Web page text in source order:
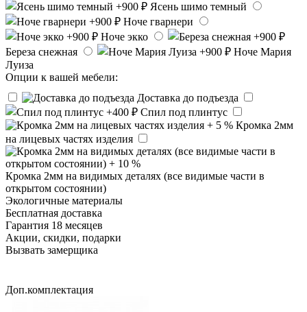
Ясень шимо темный
Ноче гварнери
Ноче экко
Береза снежная
Ноче Мария
Луиза
Опции к вашей мебели:
Доставка до подъезда
Спил под плинтус
Кромка 2мм
на лицевых частях изделия
Кромка 2мм на видимых деталях (все видимые части в
открытом состоянии)
Экологичные материалы
Бесплатная доставка
Гарантия 18 месяцев
Акции, скидки, подарки
Вызвать замерщика
Доп.комплектация